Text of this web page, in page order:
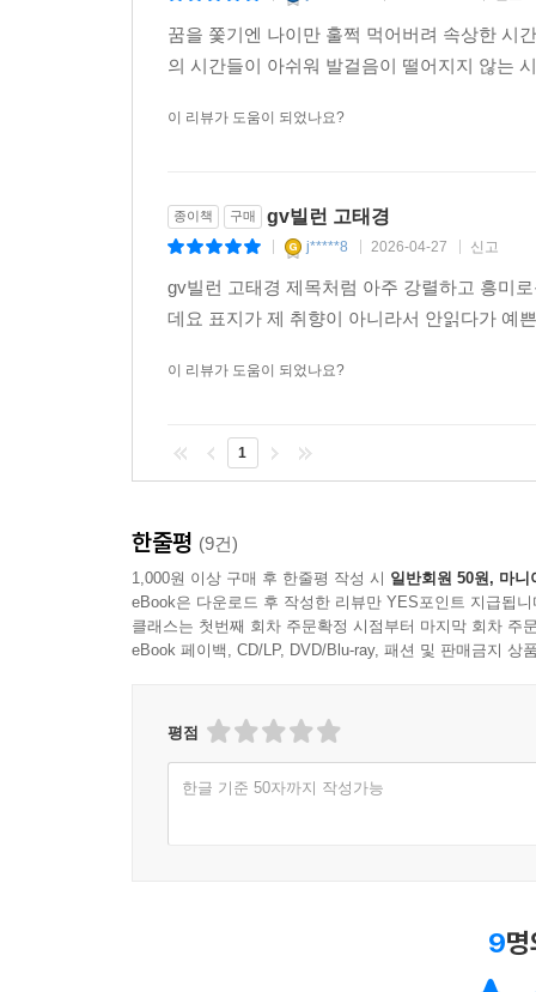
꿈을 쫓기엔 나이만 훌쩍 먹어버려 속상한 시
의 시간들이 아쉬워 발걸음이 떨어지지 않는
이 리뷰가 도움이 되었나요?
종이책 구매 gv빌런 고태경
j*****8 2026-04-27 신고
gv빌런 고태경 제목처럼 아주 강렬하고 흥미
데요 표지가 제 취향이 아니라서 안읽다가 예
이 리뷰가 도움이 되었나요?
1
한줄평 (9건)
1,000원 이상 구매 후 한줄평 작성 시 일반회원 50원, 마니
eBook은 다운로드 후 작성한 리뷰만 YES포인트 지급됩니
클래스는 첫번째 회차 주문확정 시점부터 마지막 회차 주
eBook 페이백, CD/LP, DVD/Blu-ray, 패션 및 판매금지 상
평점
한글 기준 50자까지 작성가능
9